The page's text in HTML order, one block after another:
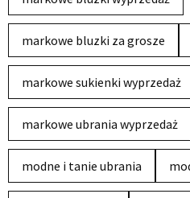
markowe bluzki za grosze
markowe sukienki wyprzedaż
markowe ubrania wyprzedaż
modne i tanie ubrania